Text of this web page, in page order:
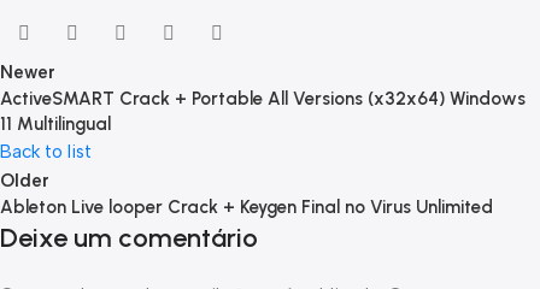
Newer
ActiveSMART Crack + Portable All Versions (x32x64) Windows
11 Multilingual
Back to list
Older
Ableton Live looper Crack + Keygen Final no Virus Unlimited
Deixe um comentário